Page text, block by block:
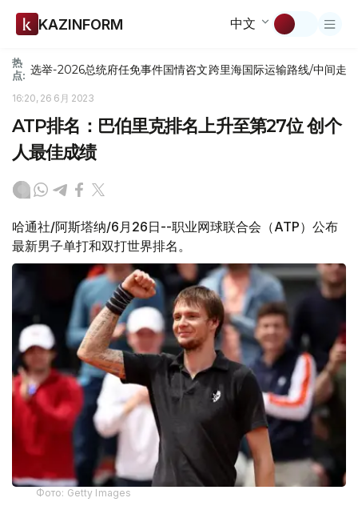
KAZINFORM 中文
热
点: 选举-2026总统府任免事件国情咨文跨里海国际运输路线/中间走廊
16:20, 26 6月 2023
ATP排名：巴伯里克排名上升至第27位 创个
人最佳成绩
哈通社/阿斯塔纳/6月26日--职业网球联合会（ATP）公布
最新男子单打和双打世界排名。
Фото: Getty Images